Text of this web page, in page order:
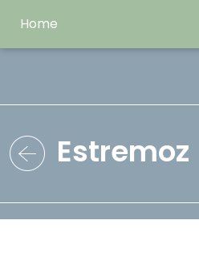
Home
Estremoz